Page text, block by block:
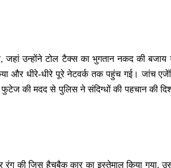
जहां उन्होंने टोल टैक्स का भुगतान नकद की
और धीरे-धीरे पूरे नेटवर्क तक पहुंच गई। जांच
फुटेज की मदद से पुलिस ने संदिग्धों की पहचान की
की जिस हैचबैक कार का इस्तेमाल किया गया,